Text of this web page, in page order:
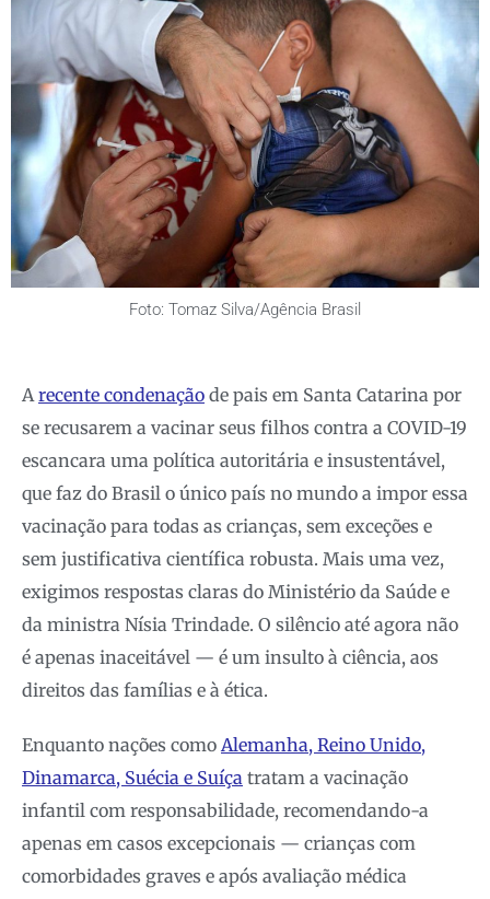
Foto: Tomaz Silva/Agência Brasil
A recente condenação de pais em Santa Catarina por
se recusarem a vacinar seus filhos contra a COVID-19
escancara uma política autoritária e insustentável,
que faz do Brasil o único país no mundo a impor essa
vacinação para todas as crianças, sem exceções e
sem justificativa científica robusta. Mais uma vez,
exigimos respostas claras do Ministério da Saúde e
da ministra Nísia Trindade. O silêncio até agora não
é apenas inaceitável — é um insulto à ciência, aos
direitos das famílias e à ética.
Enquanto nações como Alemanha, Reino Unido,
Dinamarca, Suécia e Suíça tratam a vacinação
infantil com responsabilidade, recomendando-a
apenas em casos excepcionais — crianças com
comorbidades graves e após avaliação médica